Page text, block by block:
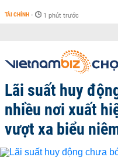
TÀI CHÍNH - 1 phút trước
Lãi suất huy
nhiều nơi xuất
vượt xa biểu